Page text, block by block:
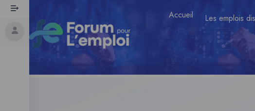
Accueil Les emplois